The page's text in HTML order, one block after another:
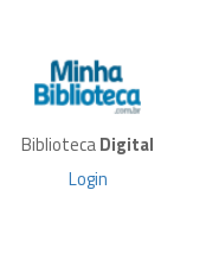
BibliotecaDigital
Login